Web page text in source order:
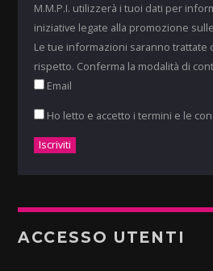
M.M.P.I. utilizzerà i tuoi dati per
iniziative legate alla promozione
Le tue informazioni saranno trattate
rispetto. Conferma la modalità di
Email
Ho letto e accetto i termini e le
ACCESSO UTENTI